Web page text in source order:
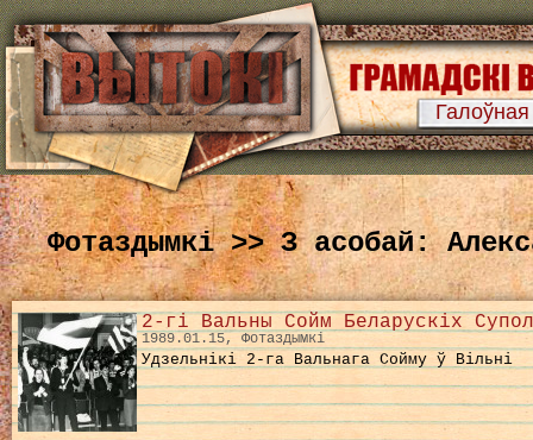
Галоўная
Фотаздымкі >> З асобай:
2-гі Вальны Сойм Беларускіх
1989.01.15, Фотаздымкі
Удзельнікі 2-га Вальнага Сойму ў Вільні